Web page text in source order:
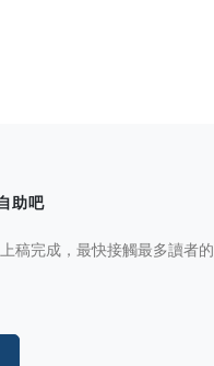
助吧
稿完成，最快接觸最多讀者的